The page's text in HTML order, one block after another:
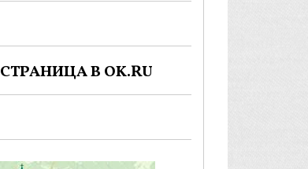
СТРАНИЦА В OK.RU